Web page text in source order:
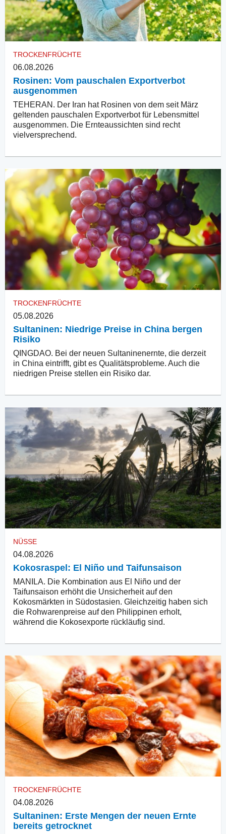
TROCKENFRÜCHTE
06.08.2026
Rosinen: Vom pauschalen Exportverbot
ausgenommen
TEHERAN. Der Iran hat Rosinen von dem seit März
geltenden pauschalen Exportverbot für Lebensmittel
ausgenommen. Die Ernteaussichten sind recht
vielversprechend.
TROCKENFRÜCHTE
05.08.2026
Sultaninen: Niedrige Preise in China bergen
Risiko
QINGDAO. Bei der neuen Sultaninenernte, die derzeit
in China eintrifft, gibt es Qualitätsprobleme. Auch die
niedrigen Preise stellen ein Risiko dar.
NÜSSE
04.08.2026
Kokosraspel: El Niño und Taifunsaison
MANILA. Die Kombination aus El Niño und der
Taifunsaison erhöht die Unsicherheit auf den
Kokosmärkten in Südostasien. Gleichzeitig haben sich
die Rohwarenpreise auf den Philippinen erholt,
während die Kokosexporte rückläufig sind.
TROCKENFRÜCHTE
04.08.2026
Sultaninen: Erste Mengen der neuen Ernte
bereits getrocknet